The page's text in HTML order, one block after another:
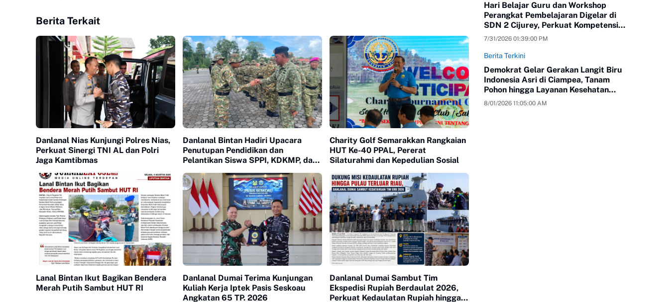
Berita Terkait
Danlanal Nias Kunjungi Polres Nias,
Perkuat Sinergi TNI AL dan Polri
Jaga Kamtibmas
Danlanal Bintan Hadiri Upacara
Penutupan Pendidikan dan
Pelantikan Siswa SPPI, KDKMP, dan
Charity Golf Semarakkan Rangkaian
HUT Ke-40 PPAL, Pererat
Silaturahmi dan Kepedulian Sosial
Lanal Bintan Ikut Bagikan Bendera
Merah Putih Sambut HUT RI
Danlanal Dumai Terima Kunjungan
Kuliah Kerja Iptek Pasis Seskoau
Angkatan 65 TP. 2026
Danlanal Dumai Sambut Tim
Ekspedisi Rupiah Berdaulat 2026,
Perkuat Kedaulatan Rupiah hingga
Hari Belajar Guru dan Workshop
Perangkat Pembelajaran Digelar di
SDN 2 Cijurey, Perkuat Kompetensi
Pendidik
7/31/2026 01:39:00 PM
Berita Terkini
Demokrat Gelar Gerakan Langit Biru
Indonesia Asri di Ciampea, Tanam
Pohon hingga Layanan Kesehatan
Gratis
8/01/2026 11:05:00 AM